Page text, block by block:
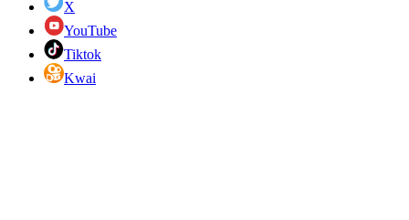
X
YouTube
Tiktok
Kwai